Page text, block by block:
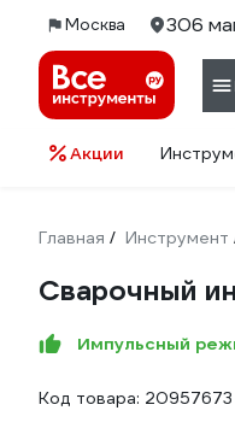
Москва 306
Акции
Главная / Инструмент
Сварочный
Импульсный
Код товара: 20957673